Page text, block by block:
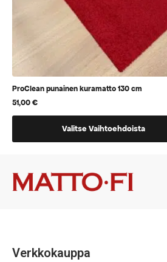
ProClean punainen kuramatto 130 cm
51,00€
Valitse Vaihtoehdoista
tuotteella
vaihtoehtoja,
jotka
sivulla
Verkkokauppa